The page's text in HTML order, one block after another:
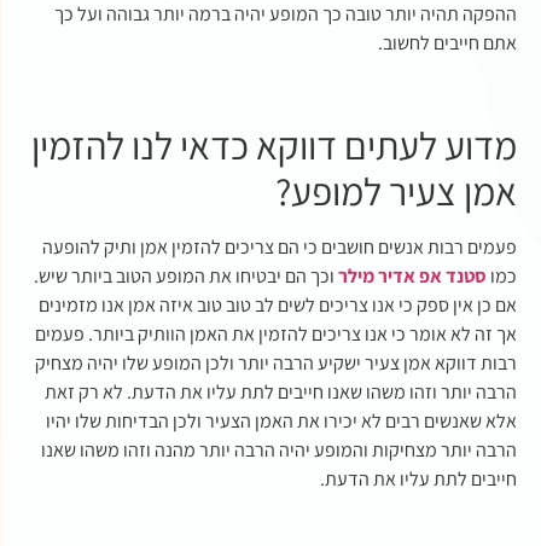
ההפקה תהיה יותר טובה כך המופע יהיה ברמה יותר גבוהה ועל כך
אתם חייבים לחשוב.
מדוע לעתים דווקא כדאי לנו להזמין
אמן צעיר למופע?
פעמים רבות אנשים חושבים כי הם צריכים להזמין אמן ותיק להופעה
כמו סטנד אפ אדיר מילרוכך הם יבטיחו את המופע הטוב ביותר שיש.
אם כן אין ספק כי אנו צריכים לשים לב טוב טוב איזה אמן אנו מזמינים
אך זה לא אומר כי אנו צריכים להזמין את האמן הוותיק ביותר. פעמים
רבות דווקא אמן צעיר ישקיע הרבה יותר ולכן המופע שלו יהיה מצחיק
הרבה יותר וזהו משהו שאנו חייבים לתת עליו את הדעת. לא רק זאת
אלא שאנשים רבים לא יכירו את האמן הצעיר ולכן הבדיחות שלו יהיו
הרבה יותר מצחיקות והמופע יהיה הרבה יותר מהנה וזהו משהו שאנו
חייבים לתת עליו את הדעת.